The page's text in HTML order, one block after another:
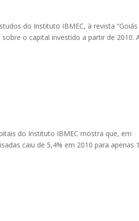
do Instituto IBMEC, à revista “Goiás
o capital investido a partir de 2010.
do Instituto IBMEC mostra que, em
caiu de 5,4% em 2010 para apenas